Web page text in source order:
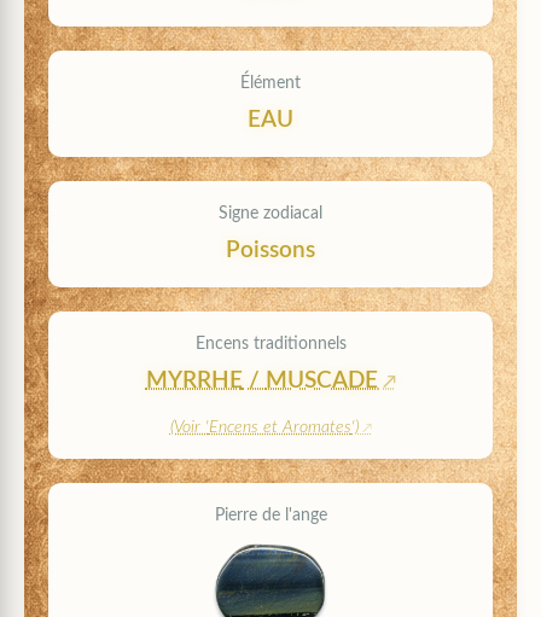
Élément
EAU
Signe zodiacal
Poissons
Encens traditionnels
MYRRHE/ MUSCADE
(Voir 'Encens et Aromates')
Pierre de l'ange